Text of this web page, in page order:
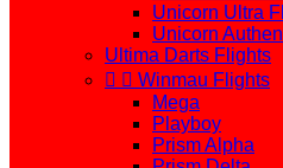
Unicorn Ultra
Unicorn
Ultima Darts Flights
  Winmau Flights
Mega
Playboy
Prism Alpha